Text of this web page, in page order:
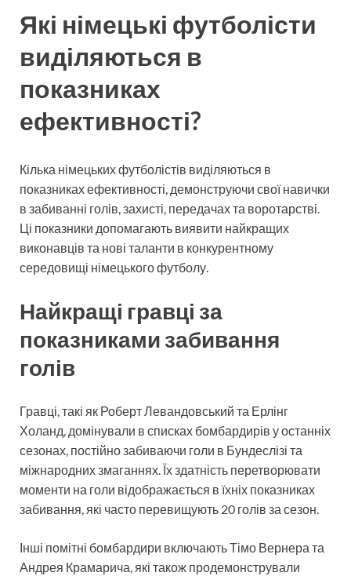
Які німецькі футболісти
виділяються в
показниках
ефективності?
Кілька німецьких футболістів виділяються в
показниках ефективності, демонструючи свої навички
в забиванні голів, захисті, передачах та воротарстві.
Ці показники допомагають виявити найкращих
виконавців та нові таланти в конкурентному
середовищі німецького футболу.
Найкращі гравці за
показниками забивання
голів
Гравці, такі як Роберт Левандовський та Ерлінг
Холанд, домінували в списках бомбардирів у останніх
сезонах, постійно забиваючи голи в Бундеслізі та
міжнародних змаганнях. Їх здатність перетворювати
моменти на голи відображається в їхніх показниках
забивання, які часто перевищують 20 голів за сезон.
Інші помітні бомбардири включають Тімо Вернера та
Андрея Крамарича, які також продемонстрували